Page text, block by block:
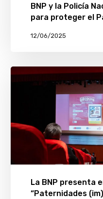
BNP y la Policía
para proteger el
12/06/2025
La BNP presenta
“Paternidades